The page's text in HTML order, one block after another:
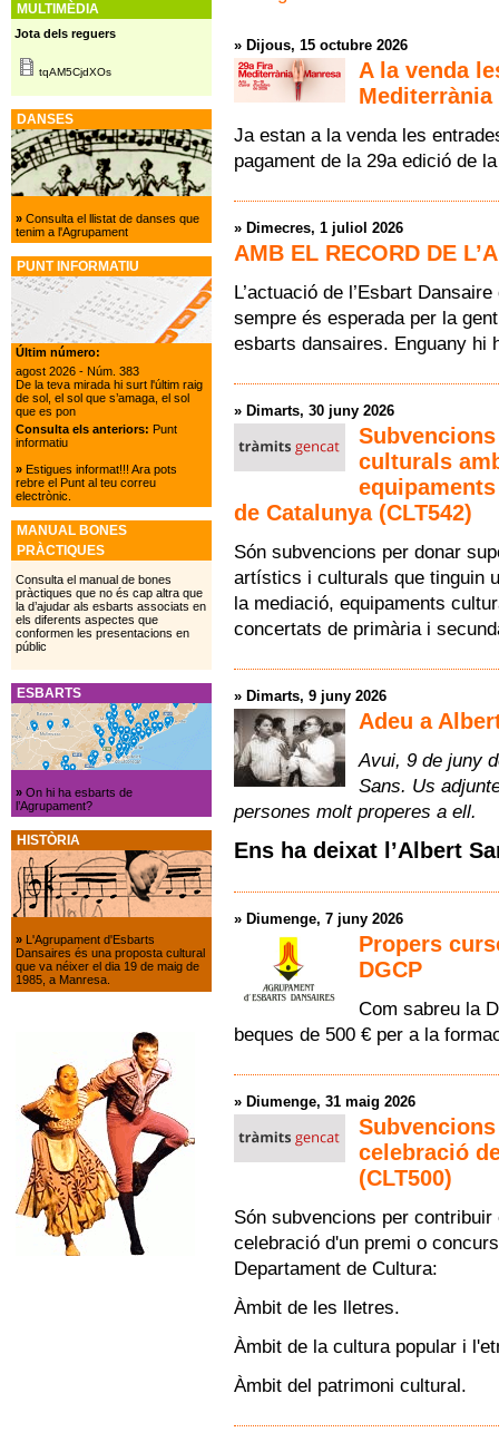
» Dijous, 15 octubre 2026
A la venda
Mediterrània
Ja estan a la venda les
pagament de la 29a edició de
» Dimecres, 1 juliol 2026
AMB EL RECORD DE
L’actuació de l’Esbart
sempre és esperada per la
esbarts dansaires. Enguany hi
» Dimarts, 30 juny 2026
culturals
de Catalunya (CLT542)
Són subvencions per donar
artístics i culturals que tinguin
la mediació, equipaments
concertats de primària i
» Dimarts, 9 juny 2026
Adeu a
Avui, 9 de juny
Sans. Us
persones molt properes a ell.
Ens ha deixat l’Albert
» Diumenge, 7 juny 2026
Propers
DGCP
Com sabreu la
beques de 500 € per a la
» Diumenge, 31 maig 2026
celebració
(CLT500)
Són subvencions per
celebració d'un premi o
Departament de Cultura:
Àmbit de les lletres.
Àmbit de la cultura popular i
Àmbit del patrimoni cultural.
MULTIMÈDIA
Jota dels reguers
tqAM5CjdXOs
DANSES
»Consulta el llistat de danses que
tenim a l'Agrupament
PUNT INFORMATIU
Últim número:
agost 2026 - Núm. 383
De la teva mirada hi surt l'últim raig
de sol, el sol que s’amaga, el sol
que es pon
Consulta els anteriors: Punt
informatiu
»Estigues informat!!! Ara pots
rebre el Punt al teu correu
electrònic.
MANUAL BONES
PRÀCTIQUES
Consulta el manual de bones
pràctiques que no és cap altra que
la d’ajudar als esbarts associats en
els diferents aspectes que
conformen les presentacions en
públic
ESBARTS
»On hi ha esbarts de
l’Agrupament?
HISTÒRIA
» L'Agrupament d'Esbarts
Dansaires és una proposta cultural
que va néixer el dia 19 de maig de
1985, a Manresa.